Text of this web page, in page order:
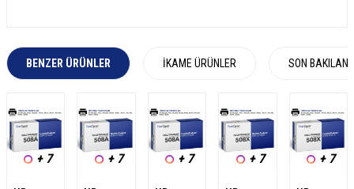
BENZER ÜRÜNLER İKAME ÜRÜNLER SON
+ 7 + 7 + 7 + 7 + 7